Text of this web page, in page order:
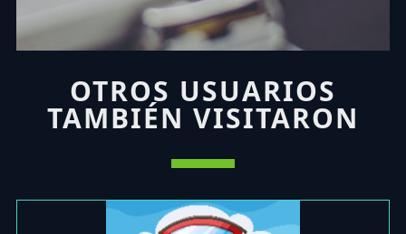
OTROS USUARIOS
TAMBIÉN VISITARON